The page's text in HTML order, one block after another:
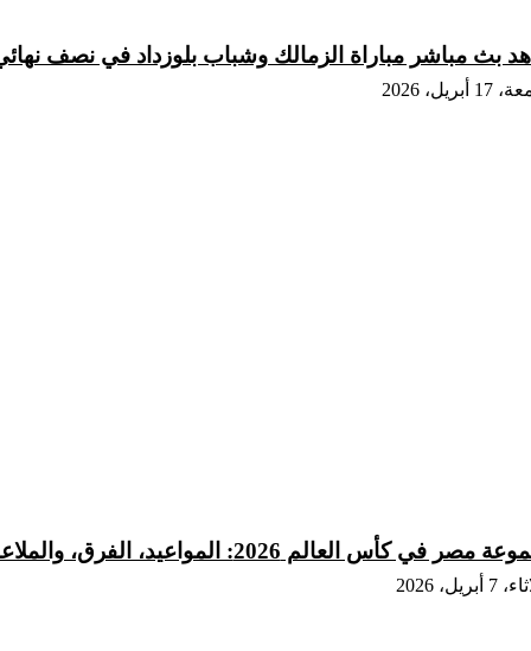
بث مباشر مباراة الزمالك وشباب بلوزداد في نصف نهائي
أبريل، 2026
مصر في كأس العالم 2026: المواعيد، الفرق، والملاعب
أبريل، 2026